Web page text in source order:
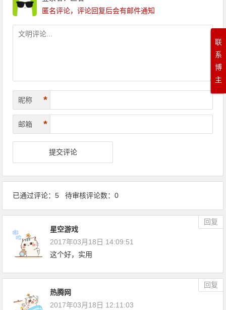
匿名评论，评论回复后会有邮件通知
昵称 *
邮箱 *
已通过评论：5 待审核评论数：0
星空游戏
回复
2017年03月18日 14:09:51
这个好，实用
热腾网
回复
2017年03月18日 12:11:03
联
系
博
主